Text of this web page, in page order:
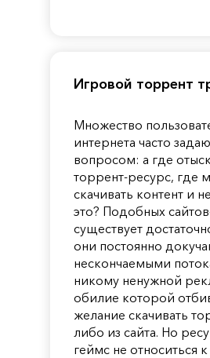
Игровой торрент
Множество
интернета часто
вопросом: а где
торрент-ресурс, где
скачивать контент и
это? Подобных
существует
они постоянно
нескончаемыми
никому ненужной
обилие которой
желание скачивать
либо из сайта. Но
геймс не относиться